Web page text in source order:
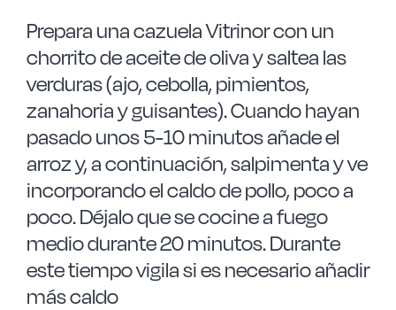
Prepara una cazuela Vitrinor con un
chorrito de aceite de oliva y saltea las
verduras (ajo, cebolla, pimientos,
zanahoria y guisantes). Cuando hayan
pasado unos 5-10 minutos añade el
arroz y, a continuación, salpimenta y ve
incorporando el caldo de pollo, poco a
poco. Déjalo que se cocine a fuego
medio durante 20 minutos. Durante
este tiempo vigila si es necesario añadir
más caldo